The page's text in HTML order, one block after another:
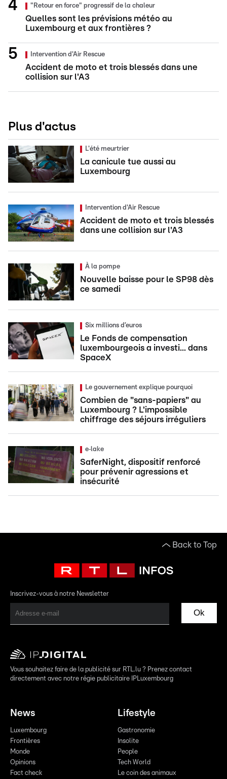
"Retour en force" progressif de la chaleur
Quelles sont les prévisions météo au
Luxembourg et aux frontières ?
Intervention d'Air Rescue
Accident de moto et trois blessés dans une
collision sur l'A3
Plus d'actus
L'été meurtrier
La canicule tue aussi au
Luxembourg
Intervention d'Air Rescue
Accident de moto et trois blessés
dans une collision sur l'A3
À la pompe
Nouvelle baisse pour le SP98 dès
ce samedi
Six millions d’euros
Le Fonds de compensation
luxembourgeois a investi... dans
SpaceX
Le gouvernement explique pourquoi
Combien de "sans-papiers" au
Luxembourg ? L'impossible
chiffrage des séjours irréguliers
e‑lake
SaferNight, dispositif renforcé
pour prévenir agressions et
insécurité
Back to Top
Inscrivez-vous à notre Newsletter
Ok
Vous souhaitez faire de la publicité sur RTL.lu ? Prenez contact
directement avec notre régie publicitaire IPLuxembourg
News
Luxembourg
Frontières
Monde
Opinions
Fact check
Lifestyle
Gastronomie
Insolite
People
Tech World
Le coin des animaux